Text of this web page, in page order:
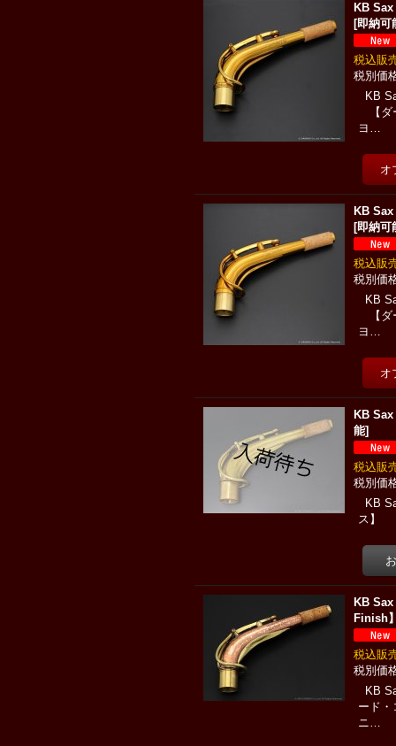
KB
[即納可
税込
KB
【ダ
ヨ…
KB
[即納可
税込
KB
【ダ
ヨ…
KB
能]
税込
KB
ス】
KB
Finish
税込
KB
ード
ニ…